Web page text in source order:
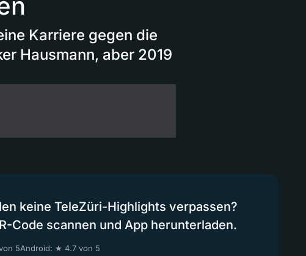
Karriere gegen die
Hausmann, aber 2019
keine TeleZüri-Highlights verpassen?
Code scannen und App herunterladen.
5Android: ★ 4.7 von 5